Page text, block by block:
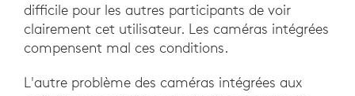
difficile pour les autres participants de voir
clairement cet utilisateur. Les caméras intégrées
compensent mal ces conditions.
L'autre problème des caméras intégrées aux